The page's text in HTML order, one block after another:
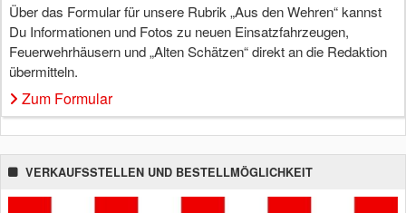
Über das Formular für unsere Rubrik „Aus den Wehren“ kannst
Du Informationen und Fotos zu neuen Einsatzfahrzeugen,
Feuerwehrhäusern und „Alten Schätzen“ direkt an die Redaktion
übermitteln.
Zum Formular
VERKAUFSSTELLEN UND BESTELLMÖGLICHKEIT